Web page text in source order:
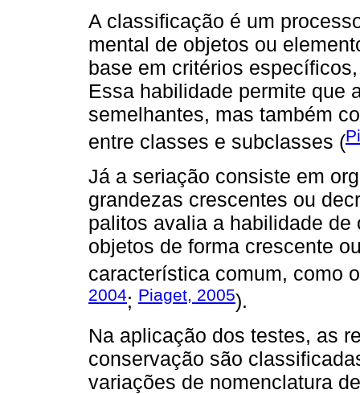
A classificação é um
mental de objetos ou
base em critérios
Essa habilidade permite que
semelhantes, mas também
entre classes e subclasses (
Já a seriação consiste em
grandezas crescentes ou
palitos avalia a habilidade
objetos de forma crescente
característica comum, como
2004; Piaget, 2005).
Na aplicação dos testes, as
conservação são
variações de nomenclatura